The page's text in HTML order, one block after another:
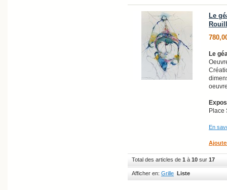
Le
Le
Place
En
Total des articles de 1 à 10 sur 17
Afficher en: Grille Liste